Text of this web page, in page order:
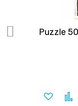
Puzzle